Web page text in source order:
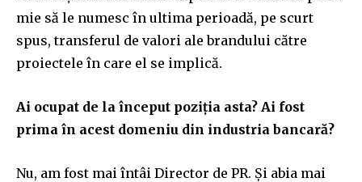
mie să le numesc în ultima perioadă, pe scurt
spus, transferul de valori ale brandului către
proiectele în care el se implică.
Ai ocupat de la început poziția asta? Ai fost
prima în acest domeniu din industria bancară?
Nu, am fost mai întâi Director de PR. Și abia mai